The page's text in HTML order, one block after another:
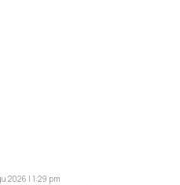
2026 | 1:29 pm